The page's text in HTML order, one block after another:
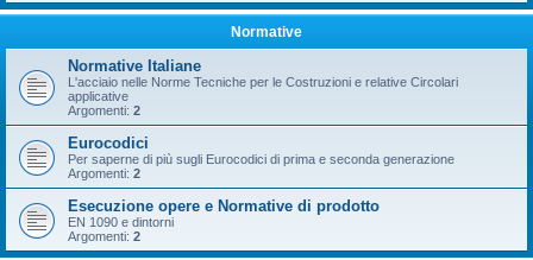
Normative
Normative Italiane
L'acciaio nelle Norme Tecniche per le Costruzioni e relative Circolari
applicative
Argomenti: 2
Eurocodici
Per saperne di più sugli Eurocodici di prima e seconda generazione
Argomenti: 2
Esecuzione opere e Normative di prodotto
EN 1090 e dintorni
Argomenti: 2